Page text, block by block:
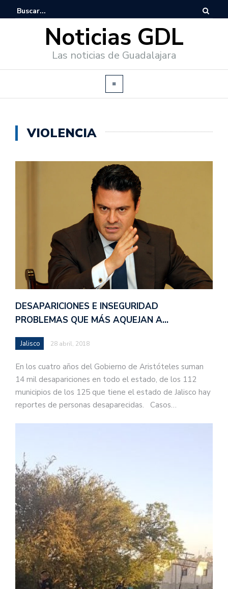
Noticias GDL
Las noticias de Guadalajara
VIOLENCIA
DESAPARICIONES E INSEGURIDAD
PROBLEMAS QUE MÁS AQUEJAN A…
Jalisco 28 abril, 2018
En los cuatro años del Gobierno de Aristóteles suman
14 mil desapariciones en todo el estado, de los 112
municipios de los 125 que tiene el estado de Jalisco hay
reportes de personas desaparecidas. Casos…